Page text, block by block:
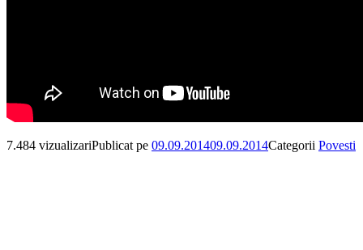
7.484 vizualizariPublicat pe 09.09.201409.09.2014Categorii Povesti